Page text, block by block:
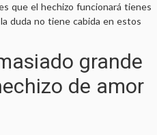
que el hechizo funcionará tienes
duda no tiene cabida en estos
grande
de amor